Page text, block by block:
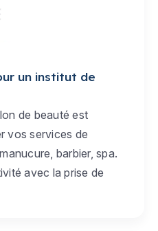
un institut de
de beauté est
vos services de
barbier, spa.
avec la prise de